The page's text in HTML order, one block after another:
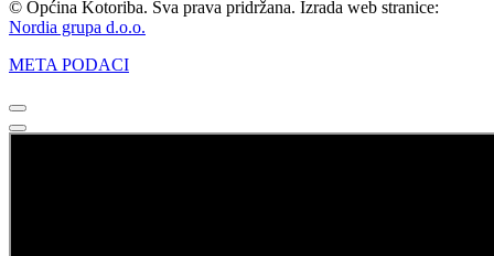
© Općina Kotoriba. Sva prava pridržana. Izrada web stranice:
Nordia grupa d.o.o.
META PODACI